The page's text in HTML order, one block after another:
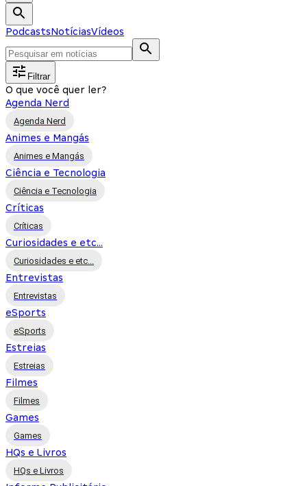
PodcastsNotíciasVídeos
Filtrar
O que você quer ler?
Agenda Nerd
Agenda Nerd
Animes e Mangás
Animes e Mangás
Ciência e Tecnologia
Ciência e Tecnologia
Críticas
Críticas
Curiosidades e etc...
Curiosidades e etc...
Entrevistas
Entrevistas
eSports
eSports
Estreias
Estreias
Filmes
Filmes
Games
Games
HQs e Livros
HQs e Livros